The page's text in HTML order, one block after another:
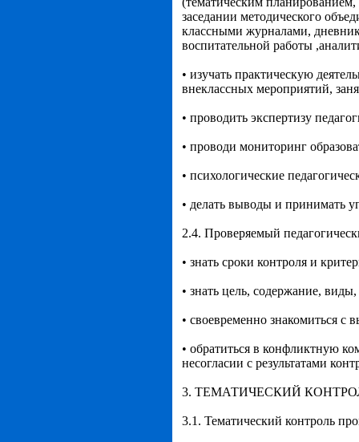
заседании методического
классными журналами,
воспитательной работы
• изучать практическую
внеклассных мероприятий,
• проводить экспертизу
• проводи мониторинг
• психологические
• делать выводы и принимать
2.4. Проверяемый
• знать сроки контроля и
• знать цель, содержание,
• своевременно знакомиться
• обратиться в конфликтную
несогласии с результатами
3. ТЕМАТИЧЕСКИЙ
3.1. Тематический контроль